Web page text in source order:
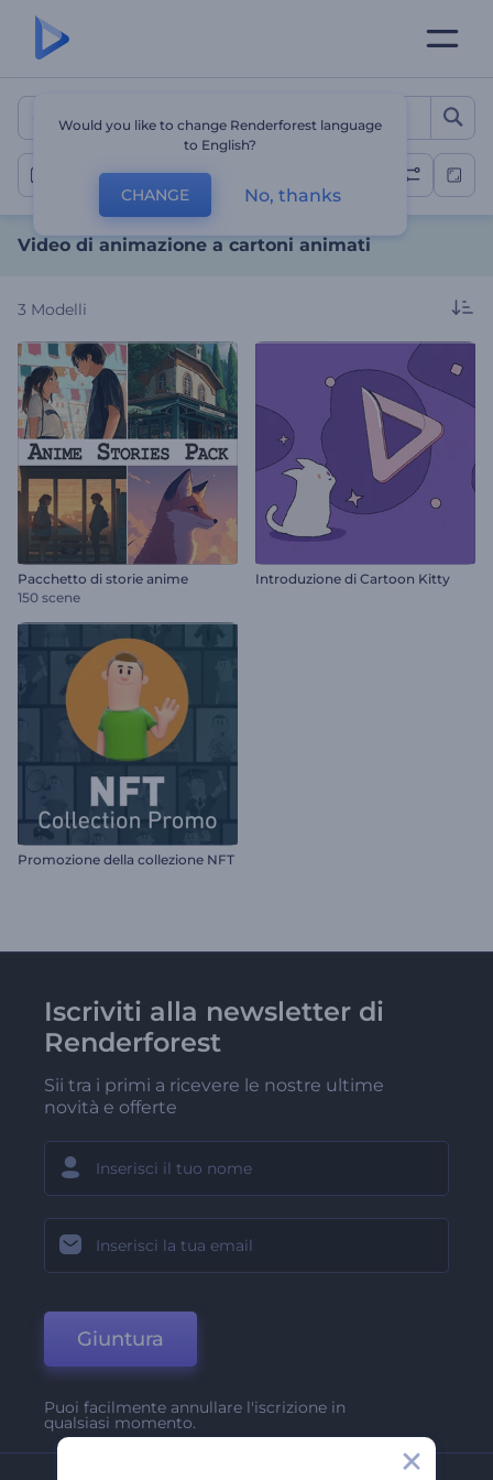
Video di animazione a
Video di cartoni animati
Video di animazione a cartoni animati
3 Modelli
Pacchetto di storie anime
150 scene
Introduzione di Cartoon Kitty
Promozione della collezione NFT
Iscriviti alla newsletter di
Renderforest
Sii tra i primi a ricevere le nostre ultime
novità e offerte
Giuntura
Puoi facilmente annullare l'iscrizione in
qualsiasi momento.
Would you like to change Renderforest language
to English?
CHANGE No, thanks